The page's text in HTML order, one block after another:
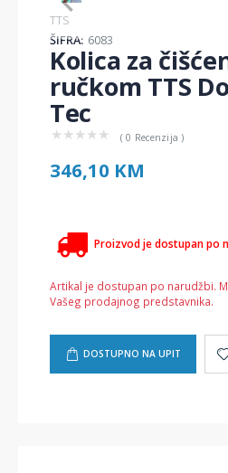
Item
1
of
1
TTS
ŠIFRA: 6083
Kolica za
ručkom TTS
Tec
★ ★ ★ ★ ★ ( 0 Recenzija )
346,10 KM
Proizvod je dostupan po
Artikal je dostupan po narudžbi.
Vašeg prodajnog predstavnika.
DOSTUPNO NA UPIT